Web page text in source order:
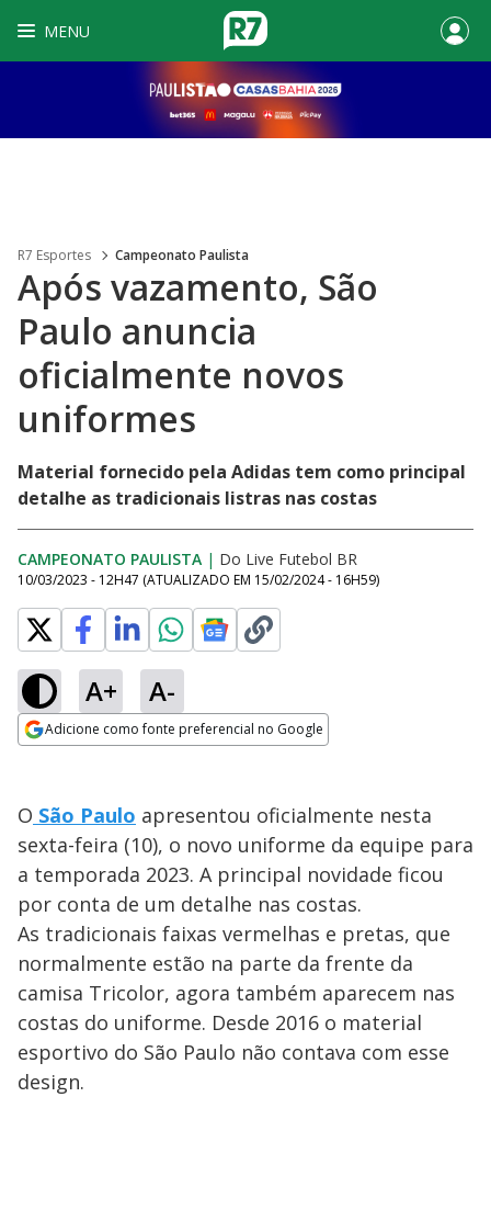
MENU
R7 Esportes Campeonato Paulista
Após vazamento, São
Paulo anuncia
oficialmente novos
uniformes
Material fornecido pela Adidas tem como principal
detalhe as tradicionais listras nas costas
CAMPEONATO PAULISTA | Do Live Futebol BR
10/03/2023 - 12H47 (ATUALIZADO EM 15/02/2024 - 16H59)
A+ A-
Adicione como fonte preferencial no Google
O São Paulo apresentou oficialmente nesta
sexta-feira (10), o novo uniforme da equipe para
a temporada 2023. A principal novidade ficou
por conta de um detalhe nas costas.
As tradicionais faixas vermelhas e pretas, que
normalmente estão na parte da frente da
camisa Tricolor, agora também aparecem nas
costas do uniforme. Desde 2016 o material
esportivo do São Paulo não contava com esse
design.